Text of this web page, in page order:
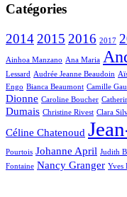
Catégories
20142015 2016 2017
Ainhoa Manzano Ana Maria
Lessard Audrée Jeanne Beaudoin
Engo Bianca Beaumont Camille
Dionne Caroline Boucher
Dumais Christine Rivest Clara
Céline Chatenoud
Pourtois Johanne April Judith
Fontaine Nancy Granger Yves